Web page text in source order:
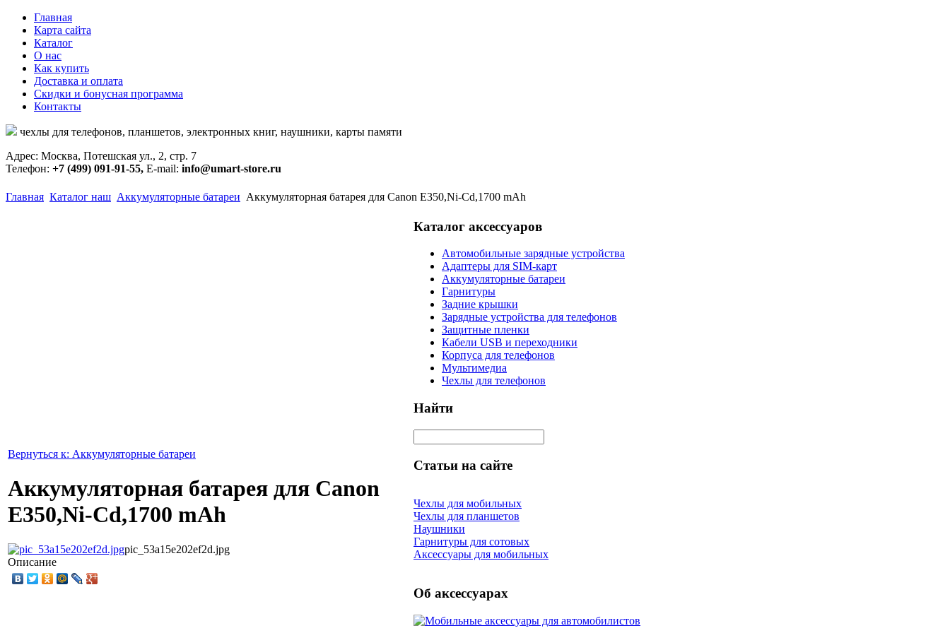
Главная
Карта сайта
Каталог
О нас
Как купить
Доставка и оплата
Скидки и бонусная программа
Контакты
чехлы для телефонов, планшетов, электронных книг, наушники, карты памяти
Адрес: Москва, Потешская ул., 2, стр. 7
Телефон: +7 (499) 091-91-55, E-mail: info@umart-store.ru
Главная Каталог наш Аккумуляторные батареи Аккумуляторная батарея для Canon E350,Ni-Cd,1700 mAh
Вернуться к: Аккумуляторные батареи
Аккумуляторная батарея для Canon
E350,Ni-Cd,1700 mAh
pic_53a15e202ef2d.jpg
Описание
Каталог аксессуаров
Автомобильные зарядные устройства
Адаптеры для SIM-карт
Аккумуляторные батареи
Гарнитуры
Задние крышки
Зарядные устройства для телефонов
Защитные пленки
Кабели USB и переходники
Корпуса для телефонов
Мультимедиа
Чехлы для телефонов
Найти
Статьи на сайте
Чехлы для мобильных
Чехлы для планшетов
Наушники
Гарнитуры для сотовых
Аксессуары для мобильных
Об аксессуарах